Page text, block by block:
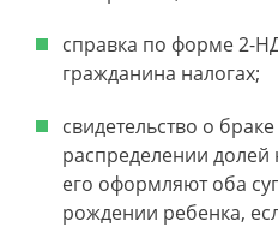
справка по форме 2-
гражданина налогах;
свидетельство о
распределении долей
его оформляют оба
рождении ребенка,